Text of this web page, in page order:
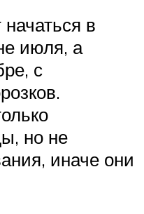
в
июля, а
с
но не
иначе они